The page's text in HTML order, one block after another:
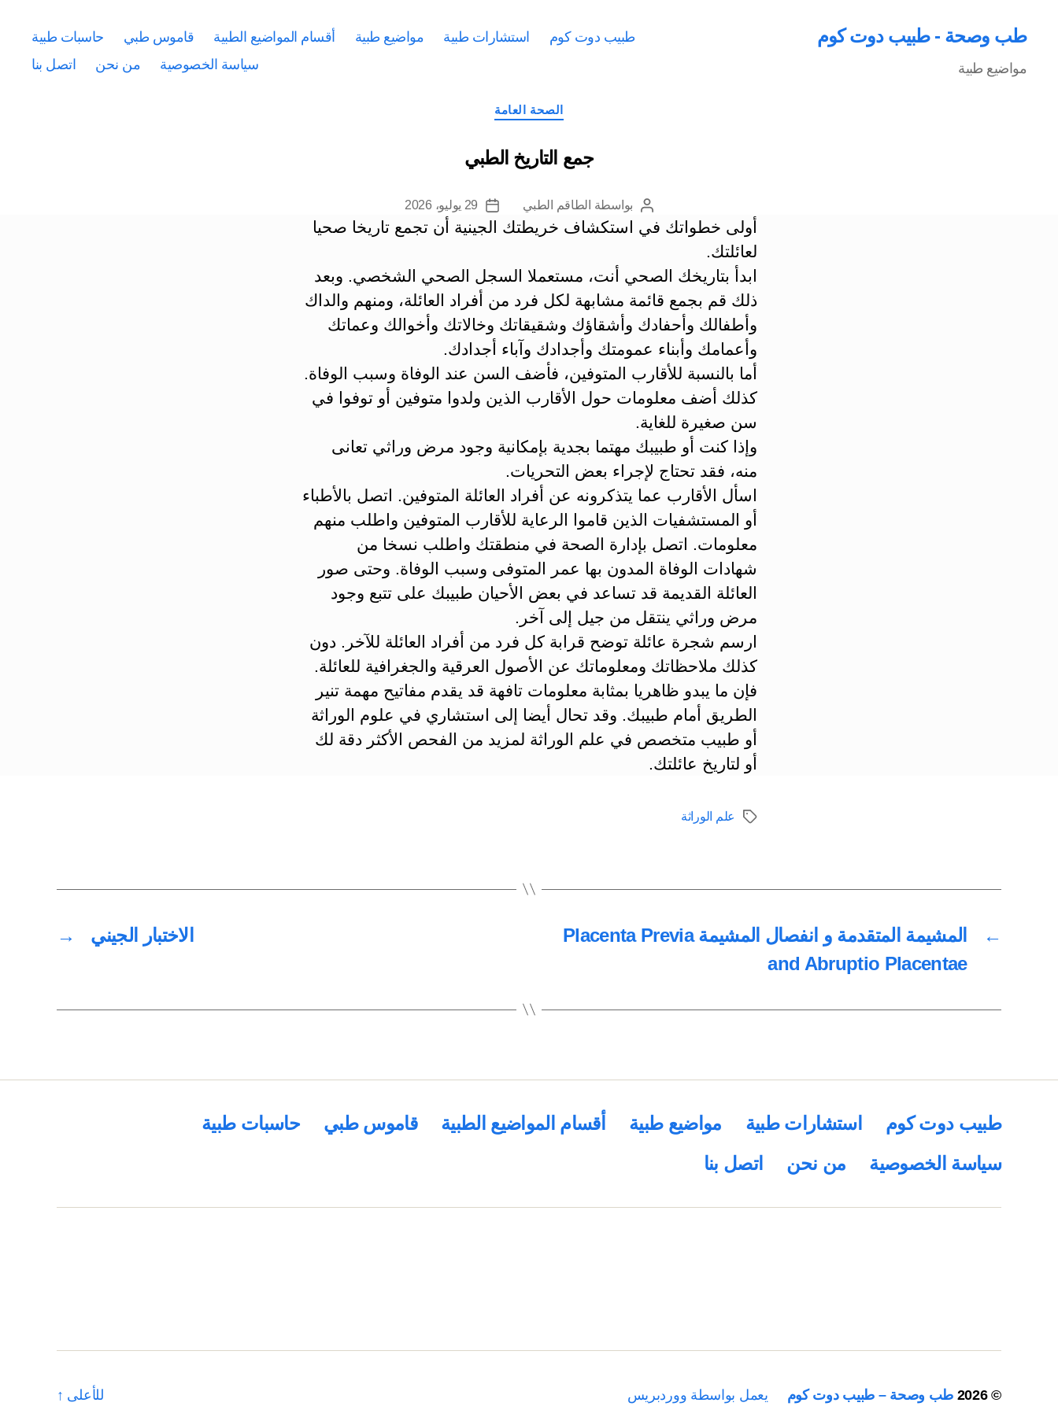
طب وصحة - طبيب دوت كوم
مواضيع طبية
طبيب دوت كوم استشارات طبية مواضيع طبية أقسام المواضيع الطبية قاموس طبي
حاسبات طبية
سياسة الخصوصية
من نحن اتصل بنا
التصنيفات
الصحة العامة
جمع التاريخ الطبي
كاتب
المقالة
بواسطة الطاقم الطبي
تاريخ
المقالة
29 يوليو، 2026
أولى خطواتك في استكشاف خريطتك الجينية أن تجمع تاريخا صحيا
لعائلتك.
‏ابدأ بتاريخك الصحي أنت، مستعملا السجل الصحي الشخصي. وبعد
ذلك قم بجمع قائمة مشابهة لكل فرد من أفراد العائلة، ومنهم والداك
وأطفالك وأحفادك ‏وأشقاؤك وشقيقاتك وخالاتك وأخوالك وعماتك
وأعمامك وأبناء عمومتك وأجدادك وآباء أجدادك.
‏أما بالنسبة للأقارب المتوفين، فأضف السن عند الوفاة وسبب الوفاة.
كذلك أضف معلومات حول الأقارب الذين ولدوا متوفين أو توفوا في
سن صغيرة للغاية.
وإذا كنت أو طبيبك مهتما بجدية بإمكانية وجود مرض وراثي تعانى
منه، فقد تحتاج لإجراء بعض التحريات.
اسأل الأقارب عما يتذكرونه عن ‏أفراد العائلة المتوفين. اتصل بالأطباء
أو المستشفيات الذين قاموا الرعاية للأقارب المتوفين واطلب منهم
معلومات. اتصل بإدارة الصحة في منطقتك واطلب نسخا من
شهادات الوفاة المدون بها عمر المتوفى وسبب الوفاة. وحتى صور
العائلة القديمة قد تساعد في بعض الأحيان ‏طبيبك على تتبع وجود
مرض وراثي ينتقل من جيل إلى آخر.
‏ارسم شجرة عائلة توضح قرابة كل فرد من أفراد العائلة للآخر. دون
كذلك ملاحظاتك ومعلوماتك عن الأصول العرقية والجغرافية للعائلة.
فإن ما يبدو ظاهريا بمثابة معلومات تافهة قد يقدم مفاتيح مهمة تنير
الطريق أمام طبيبك. وقد تحال أيضا إلى استشاري في علوم الوراثة
أو طبيب متخصص في علم الوراثة لمزيد من الفحص الأكثر دقة لك
أو لتاريخ عائلتك.
الوسومعلم الوراثة
←
المشيمة المتقدمة و انفصال المشيمة Placenta Previa
and Abruptio Placentae
→ الاختبار الجيني
طبيب دوت كوم استشارات طبية مواضيع طبية أقسام المواضيع الطبية قاموس طبي
حاسبات طبية
سياسة الخصوصية
من نحن اتصل بنا
© 2026 طب وصحة – طبيب دوت كوم يعمل بواسطة ووردبريس للأعلى ↑